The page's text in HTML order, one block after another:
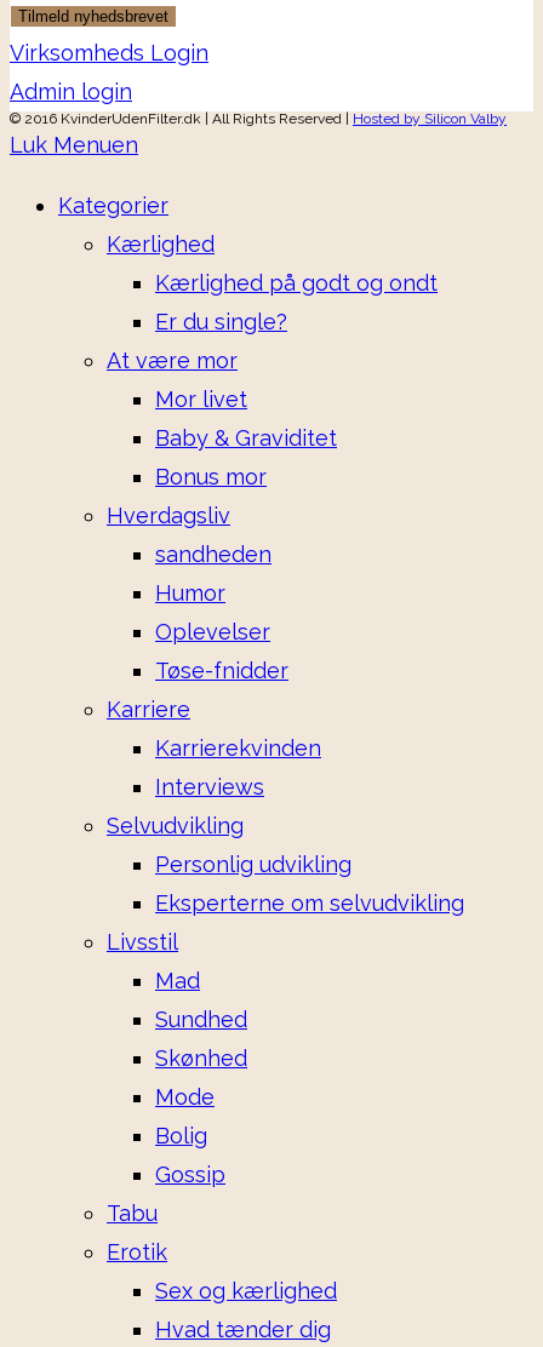
Tilmeld nyhedsbrevet
Virksomheds Login
Admin login
© 2016 KvinderUdenFilter.dk | All Rights Reserved | Hosted by Silicon Valby
Luk Menuen
Kategorier
Kærlighed
Kærlighed på godt og ondt
Er du single?
At være mor
Mor livet
Baby & Graviditet
Bonus mor
Hverdagsliv
sandheden
Humor
Oplevelser
Tøse-fnidder
Karriere
Karrierekvinden
Interviews
Selvudvikling
Personlig udvikling
Eksperterne om selvudvikling
Livsstil
Mad
Sundhed
Skønhed
Mode
Bolig
Gossip
Tabu
Erotik
Sex og kærlighed
Hvad tænder dig